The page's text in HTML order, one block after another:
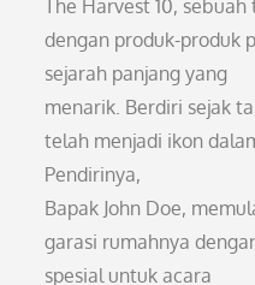
The Harvest 10,
dengan produk-produk
sejarah panjang yang
menarik. Berdiri sejak
telah menjadi ikon
Pendirinya,
Bapak John Doe,
garasi rumahnya
spesial untuk acara